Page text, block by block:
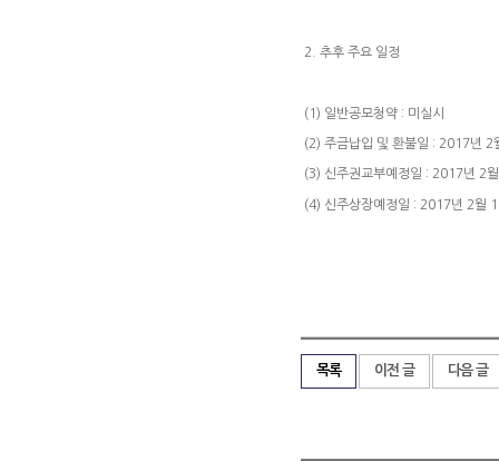
2. 추후 주요 일정
(1) 일반공모청약 : 미실시
(2) 주금납입 및 환불일 : 2017년 2
(3) 신주권교부예정일 : 2017년 2
(4) 신주상장예정일 : 2017년 2월
목록 이전 글 다음 글